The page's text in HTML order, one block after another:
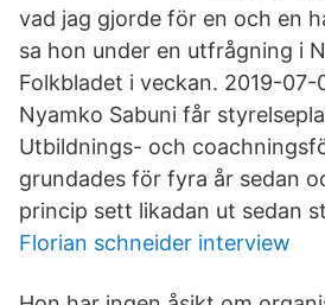
vad jag gjorde för en och en
sa hon under en utfrågning i
Folkbladet i veckan. 2019-
Nyamko Sabuni får
Utbildnings- och
grundades för fyra år sedan
princip sett likadan ut sedan
Florian schneider interview